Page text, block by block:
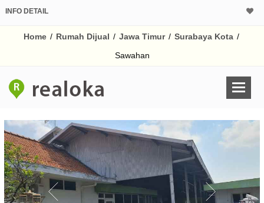
INFO DETAIL
Home / Rumah Dijual / Jawa Timur / Surabaya Kota /
Sawahan
Harga Rp
% /th
Untuk hasil simulasi
pada kotak-